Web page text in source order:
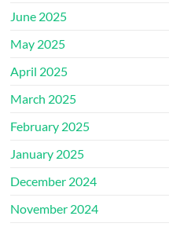
June 2025
May 2025
April 2025
March 2025
February 2025
January 2025
December 2024
November 2024